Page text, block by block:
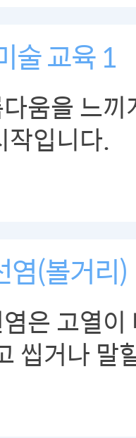
술 교육 1
움을 느
작입니다.
염(볼거리)
은 고열이
씹거나 말